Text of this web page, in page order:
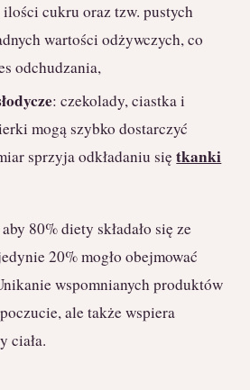
cukru oraz tzw. pustych
wartości odżywczych, co
odchudzania,
: czekolady, ciastka i
mogą szybko dostarczyć
sprzyja odkładaniu siętkanki
80% diety składało się ze
20% mogło obejmować
wspomnianych produktów
ale także wspiera
ciała.